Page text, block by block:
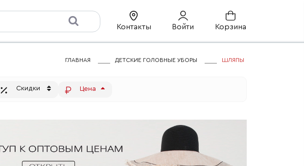
Контакты Войти Корзина
ГЛАВНАЯ ДЕТСКИЕ ГОЛОВНЫЕ УБОРЫ ШЛЯПЫ
Скидки Цена